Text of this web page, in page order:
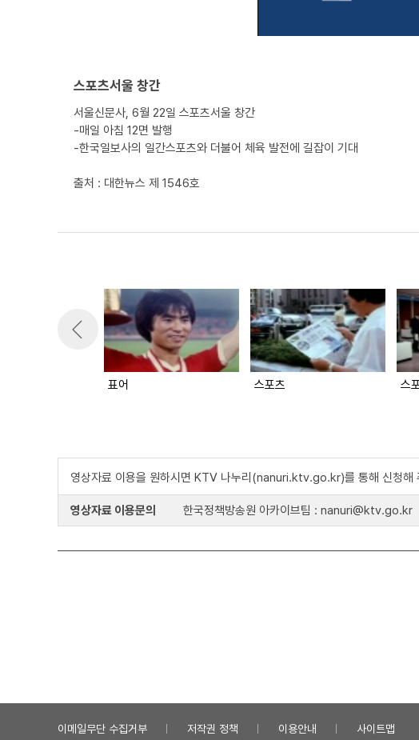
스포츠서울 창간
서울신문사, 6월 22일 스포츠서울 창간
-매일 아침 12면 발행
-한국일보사의 일간스포츠와 더불어 체육 발전에 길잡이 기대
출처 : 대한뉴스 제 1546호
표어 스포츠 스
영상자료 이용을 원하시면 KTV 나누리(nanuri.ktv.go.kr)를 통해 신청해
영상자료 이용문의 한국정책방송원 아카이브팀 : nanuri@ktv.go.kr
이메일무단 수집거부 저작권 정책 이용안내 사이트맵